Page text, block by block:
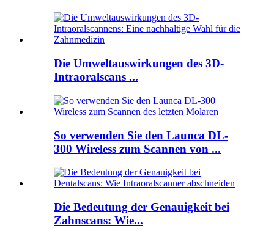
Die Umweltauswirkungen des 3D-
Intraoralscans ...
So verwenden Sie den Launca DL-
300 Wireless zum Scannen von ...
Die Bedeutung der Genauigkeit bei
Zahnscans: Wie...